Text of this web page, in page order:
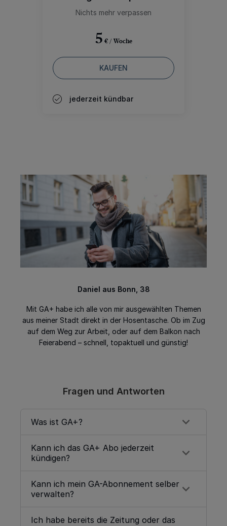
Nichts mehr verpassen
5 € / Woche
KAUFEN
jederzeit kündbar
Daniel aus Bonn, 38
Mit GA+ habe ich alle von mir ausgewählten Themen
aus meiner Stadt direkt in der Hosentasche. Ob im Zug
auf dem Weg zur Arbeit, oder auf dem Balkon nach
Feierabend – schnell, topaktuell und günstig!
Fragen und Antworten
Was ist GA+?
GA+ ist das digitale Abonnement des
General-Anzeiger Bonn. Mit dem Abo
alle digitalen Inhalte des GA. Ganz nach
Belieben nutzen Sie dafür die GA-Website
Kann ich das GA+ Abo jederzeit
kündigen?
Wenn Sie sich für eine monatliche
Zahlungsweise entschieden haben,
Ende der laufenden Abrechnungsperiode
Kann ich mein GA-Abonnement selber
verwalten?
Ja. Aufabo.ga.de/service haben Sie die
Ich habe bereits die Zeitung oder das